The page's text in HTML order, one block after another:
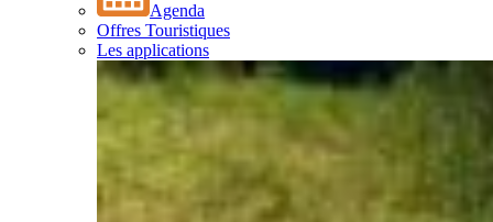
Agenda
Offres Touristiques
Les applications